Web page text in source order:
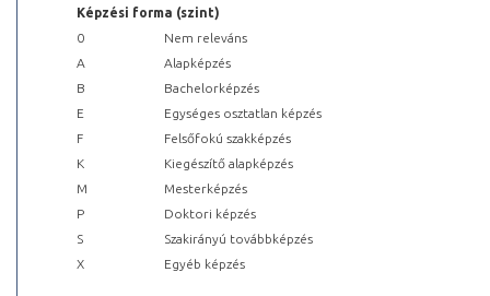
Képzési forma (szint)
0
Nem releváns
A
Alapképzés
B
Bachelorképzés
E
Egységes osztatlan képzés
F
Felsőfokú szakképzés
K
Kiegészítő alapképzés
M
Mesterképzés
P
Doktori képzés
S
Szakirányú továbbképzés
X
Egyéb képzés